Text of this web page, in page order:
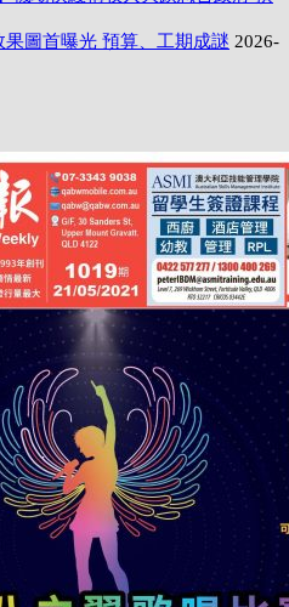
圖首曝光 預算、工期成謎 2026-